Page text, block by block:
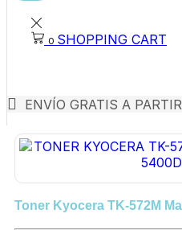
0 SHOPPING CART
ENVÍO GRATIS A
Toner Kyocera TK-572M